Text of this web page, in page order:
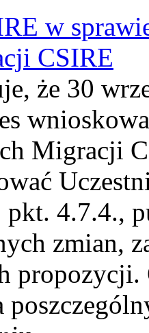
w
CSIRE
że 30
Migracji
4.7.4.,
zmian,
propozycji.